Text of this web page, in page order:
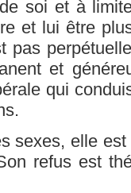
soi et à
et lui être
pas
et
qui
sexes, elle
refus est